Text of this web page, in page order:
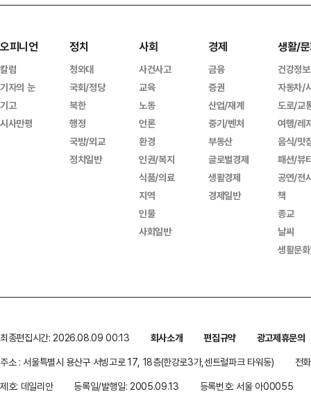
오피니언
칼럼
기자의 눈
기고
시사만평
정치
청와대
국회/정당
북한
행정
국방/외교
정치일반
사회
사건사고
교육
노동
언론
환경
인권/복지
식품/의료
지역
인물
사회일반
경제
금융
증권
산업/재계
중기/벤처
부동산
글로벌경제
생활경제
경제일반
생활/
건강정보
자동차/
도로/교
여행/레
음식/맛
패션/뷰
공연/전
책
종교
날씨
생활문
최종편집시간: 2026.08.09 00:13 회사소개 편집규약
광고제휴문의
주소 : 서울특별시 용산구 서빙고로 17, 18층(한강로3가,센트럴파크 타워동)
전
제호: 데일리안
등록일/발행일: 2005.09.13 등록번호: 서울 아00055